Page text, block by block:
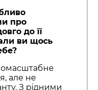
про
до її
ви щось
але не
З рідними